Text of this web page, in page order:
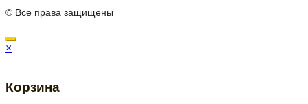
© Все права защищены
×
Корзина